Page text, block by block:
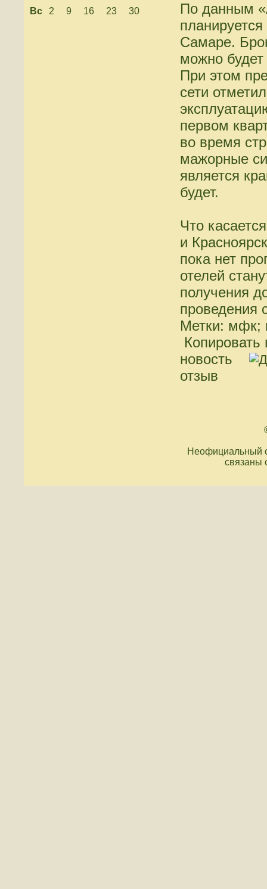
Вс 2 9 16 23 30
По данным
Самаре.
можно будет
При этом
сети
первом
во время
мажорные
является
будет.
Что
и
пока нет
отелей
получения
проведения
Метки: мфк;
Копировать
новость
отзыв
Неофициальный
связаны